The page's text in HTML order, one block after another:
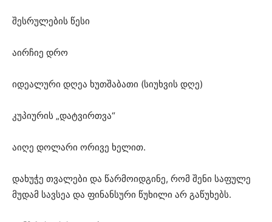
შესრულების წესი
აირჩიე დრო
იდეალური დღეა ხუთშაბათი (სიუხვის დღე)
კუპიურის „დატვირთვა“
აიღე დოლარი ორივე ხელით.
დახუჭე თვალები და წარმოიდგინე, რომ შენი საფულე
მუდამ სავსეა და ფინანსური წუხილი არ გაწუხებს.